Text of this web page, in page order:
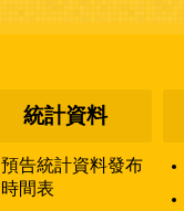
統計資料
預告統計資料發布
時間表